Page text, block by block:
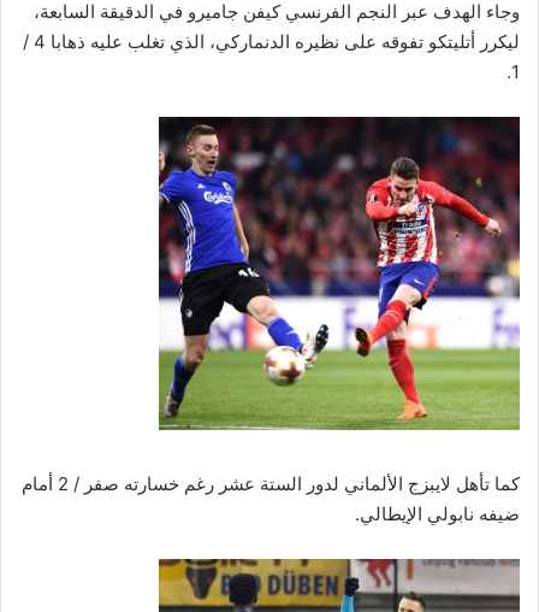
وجاء الهدف عبر النجم الفرنسي كيفن جاميرو في الدقيقة السابعة،
ليكرر أتليتكو تفوقه على نظيره الدنماركي، الذي تغلب عليه ذهابا 4 /
1.
كما تأهل لايبزج الألماني لدور الستة عشر رغم خسارته صفر / 2 أمام
ضيفه نابولي الإيطالي.